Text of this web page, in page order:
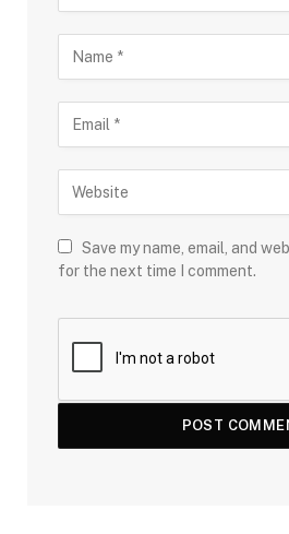
Save my name, email, and
for the next time I comment.